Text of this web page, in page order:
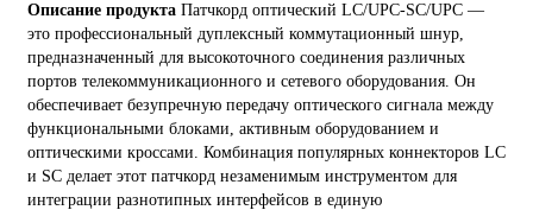
Описание продукта Патчкорд оптический LC/UPC-SC/UPC —
это профессиональный дуплексный коммутационный шнур,
предназначенный для высокоточного соединения различных
портов телекоммуникационного и сетевого оборудования. Он
обеспечивает безупречную передачу оптического сигнала между
функциональными блоками, активным оборудованием и
оптическими кроссами. Комбинация популярных коннекторов LC
и SC делает этот патчкорд незаменимым инструментом для
интеграции разнотипных интерфейсов в единую